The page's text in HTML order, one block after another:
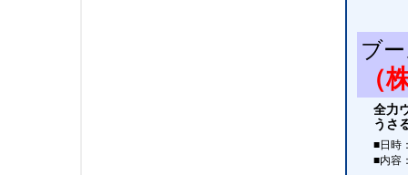
ブ
（
全力
うさ
■日時
■内容